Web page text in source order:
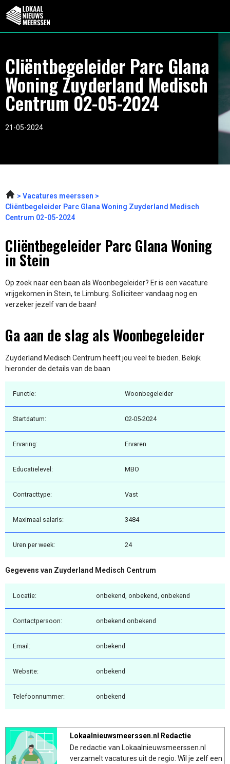
Cliëntbegeleider Parc Glana
Woning Zuyderland Medisch
Centrum 02-05-2024
21-05-2024
Vacatures meerssen
Cliëntbegeleider Parc Glana Woning Zuyderland Medisch
Centrum 02-05-2024
Cliëntbegeleider Parc Glana Woning
in Stein
Op zoek naar een baan als Woonbegeleider? Er is een vacature
vrijgekomen in Stein, te Limburg. Solliciteer vandaag nog en
verzeker jezelf van de baan!
Ga aan de slag als Woonbegeleider
Zuyderland Medisch Centrum heeft jou veel te bieden. Bekijk
hieronder de details van de baan
Functie: Woonbegeleider
Startdatum: 02-05-2024
Ervaring: Ervaren
Educatielevel: MBO
Contracttype: Vast
Maximaal salaris: 3484
Uren per week: 24
Gegevens van Zuyderland Medisch Centrum
Locatie: onbekend, onbekend, onbekend
Contactpersoon: onbekend onbekend
Email: onbekend
Website: onbekend
Telefoonnummer: onbekend
Lokaalnieuwsmeerssen.nl Redactie
De redactie van Lokaalnieuwsmeerssen.nl
verzamelt vacatures uit de regio. Wil je zelf een